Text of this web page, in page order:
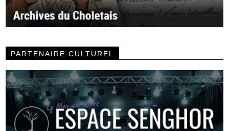
PARTENAIRE CULTUREL